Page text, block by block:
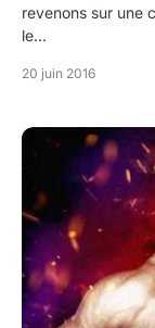
revenons sur une
le…
20 juin 2016